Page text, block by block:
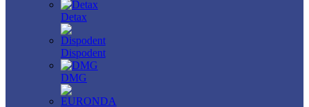
Detax
Dispodent
DMG